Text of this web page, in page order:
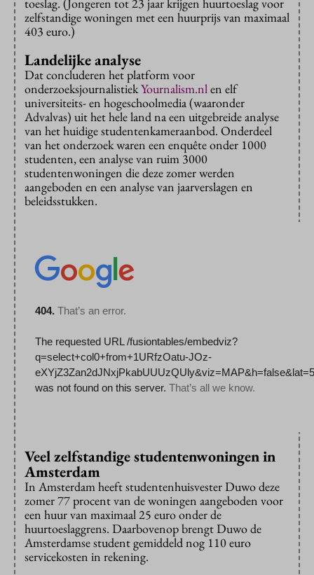
zelfstandige woningen met een huurprijs van maximaal
403 euro.)
Landelijke analyse
Dat concluderen het platform voor
onderzoeksjournalistiekYournalism.nlen elf
universiteits- en hogeschoolmedia (waaronder
Advalvas) uit het hele land na een uitgebreide analyse
van het huidige studentenkameraanbod. Onderdeel
van het onderzoek waren een enquête onder 1000
studenten, een analyse van ruim 3000
studentenwoningen die deze zomer werden
aangeboden en een analyse van jaarverslagen en
beleidsstukken.
Veel zelfstandige studentenwoningen in
Amsterdam
In Amsterdam heeft studentenhuisvester Duwo deze
zomer 77 procent van de woningen aangeboden voor
een huur van maximaal 25 euro onder de
huurtoeslaggrens. Daarbovenop brengt Duwo de
Amsterdamse student gemiddeld nog 110 euro
servicekosten in rekening.